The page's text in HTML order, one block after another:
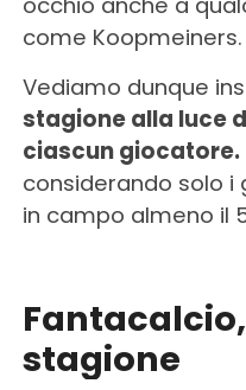
come Koopmeiners.
Vediamo dunque
stagione alla luce
ciascun giocatore.
considerando solo i
in campo almeno il
stagione